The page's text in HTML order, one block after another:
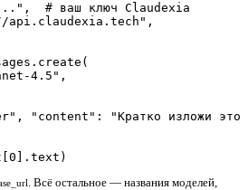
# ваш ключ Claudexia
api.claudexia.tech",
4.5",
"content": "Кратко изложи
. Всё остальное — названия моделей,